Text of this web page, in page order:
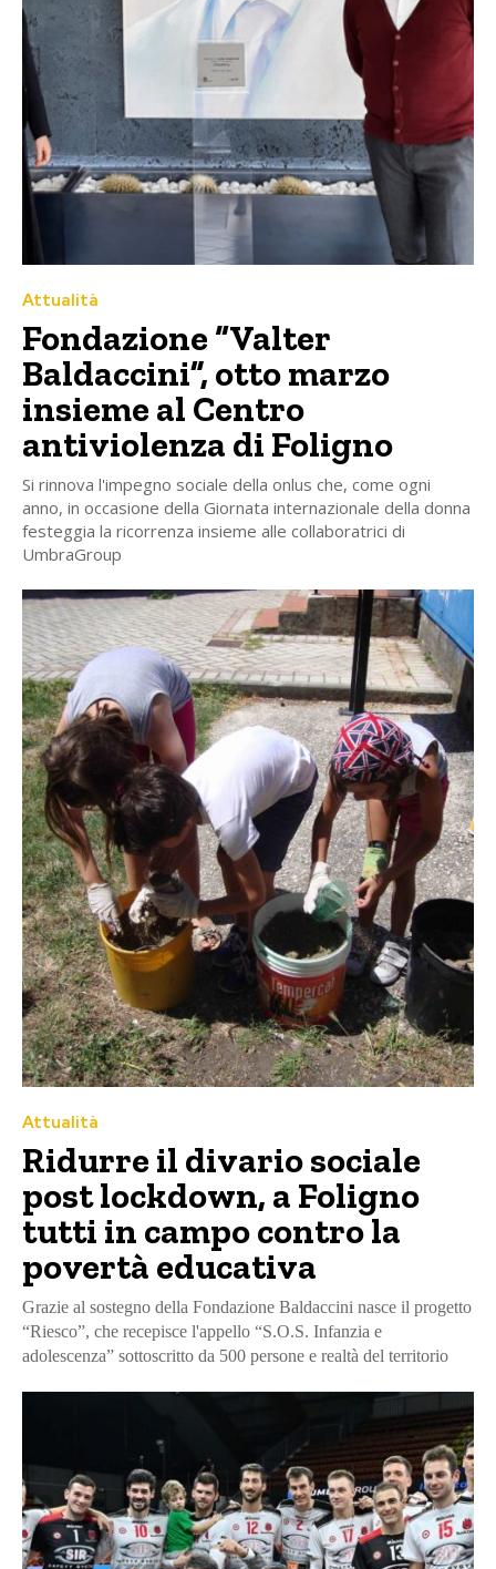
Attualità
Fondazione “Valter
Baldaccini”, otto marzo
insieme al Centro
antiviolenza di Foligno
Si rinnova l'impegno sociale della onlus che, come ogni
anno, in occasione della Giornata internazionale della donna
festeggia la ricorrenza insieme alle collaboratrici di
UmbraGroup
Attualità
Ridurre il divario sociale
post lockdown, a Foligno
tutti in campo contro la
povertà educativa
Grazie al sostegno della Fondazione Baldaccini nasce il progetto
“Riesco”, che recepisce l'appello “S.O.S. Infanzia e
adolescenza” sottoscritto da 500 persone e realtà del territorio